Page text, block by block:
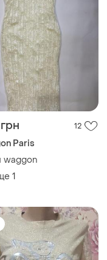
12
Paris
waggon
1